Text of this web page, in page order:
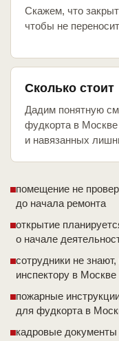
Скажем, что
чтобы не
Сколько стоит
Дадим понятную
фудкорта в
и навязанных
помещение не
до начала ремонта
открытие
о начале
сотрудники не
инспектору в Москве
пожарные
для фудкорта в
кадровые